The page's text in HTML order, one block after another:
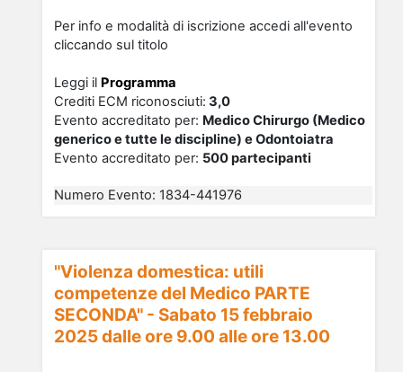
Per info e modalità di iscrizione accedi all'evento
cliccando sul titolo
Leggi il Programma
Crediti ECM riconosciuti: 3,0
Evento accreditato per: Medico Chirurgo (Medico
generico e tutte le discipline) e Odontoiatra
Evento accreditato per: 500 partecipanti
Numero Evento: 1834-441976
"Violenza domestica: utili
competenze del Medico PARTE
SECONDA" - Sabato 15 febbraio
2025 dalle ore 9.00 alle ore 13.00